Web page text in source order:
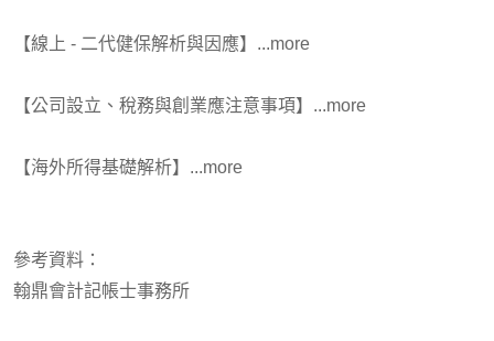
【線上 - 二代健保解析與因應】 ...more
【公司設立、稅務與創業應注意事項】 ...more
【海外所得基礎解析】 ...more
參考資料：
翰鼎會計記帳士事務所